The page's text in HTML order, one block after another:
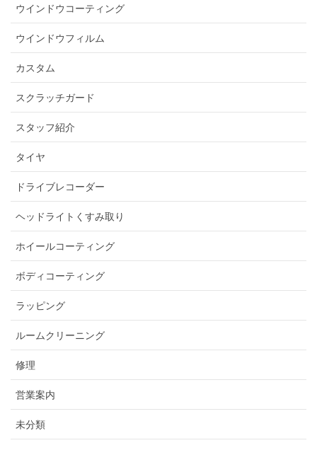
ウインドウコーティング
ウインドウフィルム
カスタム
スクラッチガード
スタッフ紹介
タイヤ
ドライブレコーダー
ヘッドライトくすみ取り
ホイールコーティング
ボディコーティング
ラッピング
ルームクリーニング
修理
営業案内
未分類